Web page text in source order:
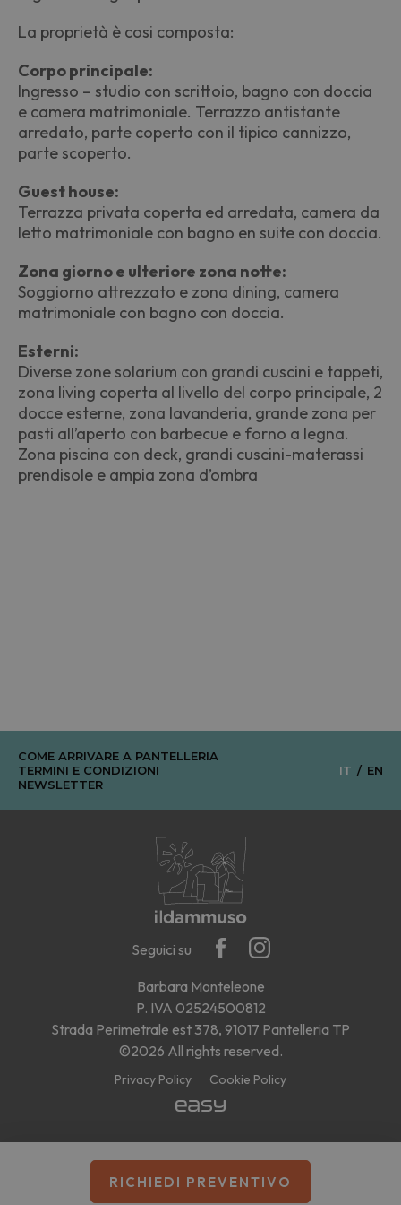
La proprietà è cosi composta:
Corpo principale:
Ingresso – studio con scrittoio, bagno con doccia
e camera matrimoniale. Terrazzo antistante
arredato, parte coperto con il tipico cannizzo,
parte scoperto.
Guest house:
Terrazza privata coperta ed arredata, camera da
letto matrimoniale con bagno en suite con doccia.
Zona giorno e ulteriore zona notte:
Soggiorno attrezzato e zona dining, camera
matrimoniale con bagno con doccia.
Esterni:
Diverse zone solarium con grandi cuscini e tappeti,
zona living coperta al livello del corpo principale, 2
docce esterne, zona lavanderia, grande zona per
pasti all’aperto con barbecue e forno a legna.
Zona piscina con deck, grandi cuscini-materassi
prendisole e ampia zona d’ombra
RICHIEDI PREVENTIVO
COME ARRIVARE A PANTELLERIA
TERMINI E CONDIZIONI
NEWSLETTER
IT EN
Seguici su
Barbara Monteleone
P. IVA 02524500812
Strada Perimetrale est 378, 91017 Pantelleria TP
©2026 All rights reserved.
Privacy Policy Cookie Policy